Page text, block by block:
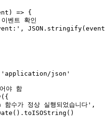
=> {
벤트 확인
, JSON . stringify
'application/json'
야 함
({
함수가 정상 실행되었습니다' ,
(). toISOString ()